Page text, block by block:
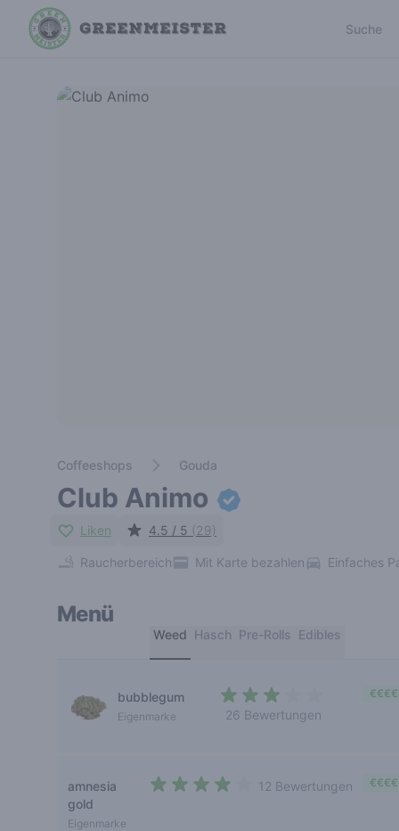
Suche
Coffeeshops Gouda
Club Animo
Liken 4.5 / 5 (29)
Raucherbereich Mit Karte bezahlen Einfaches
Menü
Weed Hasch Pre-Rolls Edibles
bubblegum
Eigenmarke 26 Bewertungen
€€€€
amnesia
gold
Eigenmarke
12 Bewertungen €€€€